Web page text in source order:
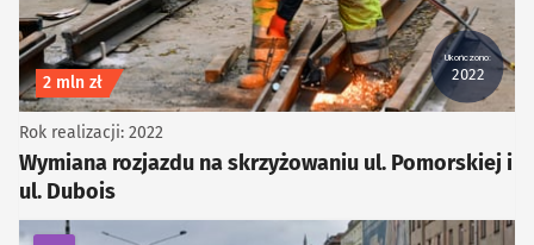
Ukończono:
2022
Koszt inwestycji
2 mln zł
Wymiana rozjazdu na skrzyżowaniu ul. Pomorskiej i
ul. Dubois
Rok realizacji: 2022